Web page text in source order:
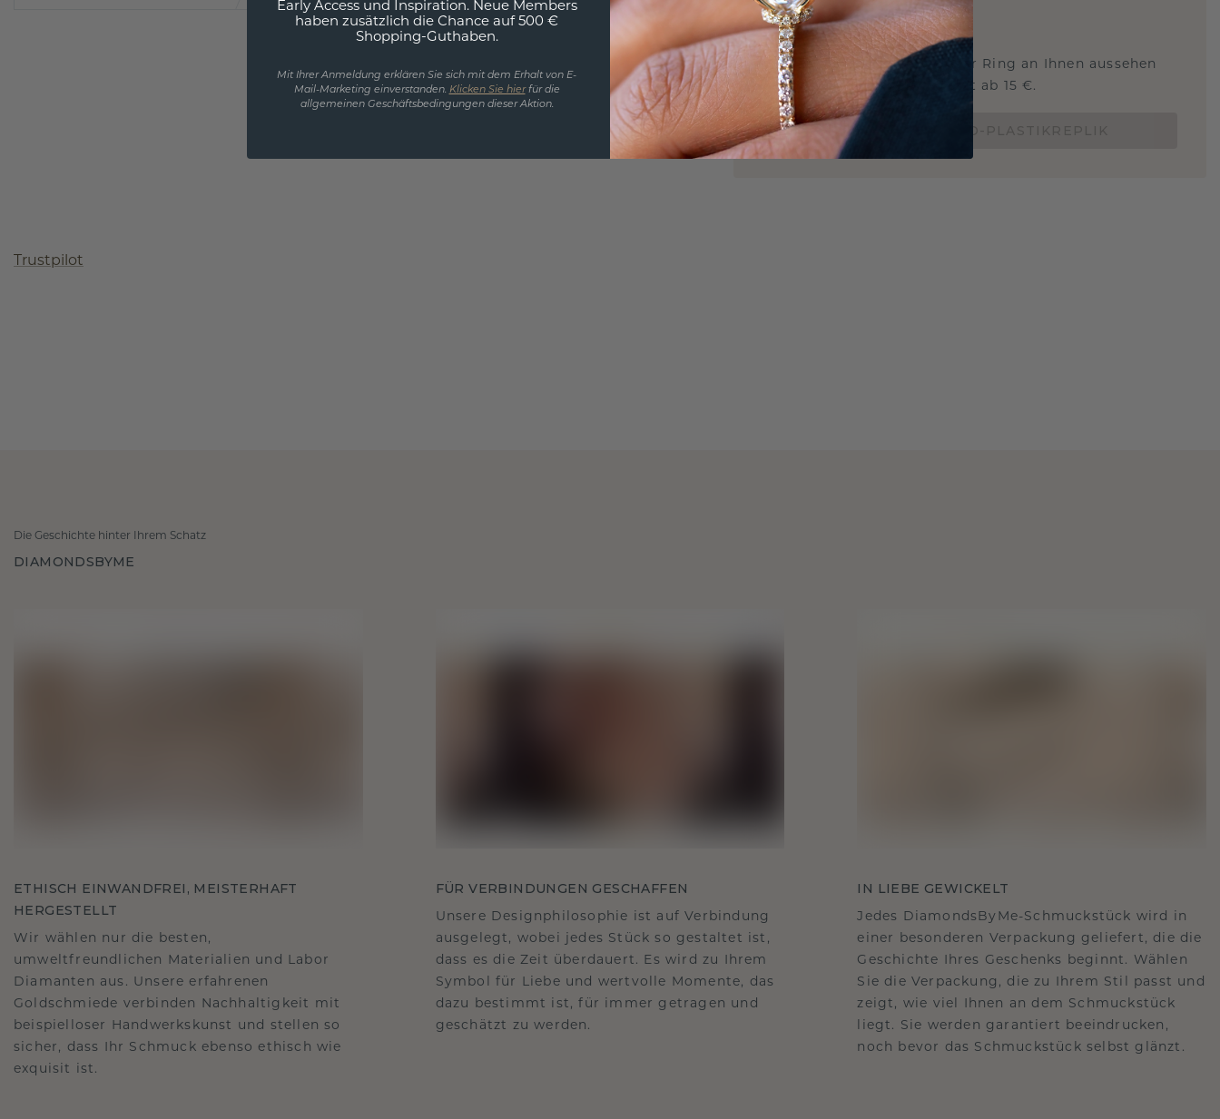
EINZIGARTIG
3D MUSTERSCHMUCK
Wollen Sie wissen, wie dieser Ring an Ihnen aussehen
würde und ob er passt? Jetzt ab 15 €.
BESTELLE EINE 3D-PLASTIKREPLIK
Trustpilot
Die Geschichte hinter Ihrem Schatz
DIAMONDSBYME
ETHISCH EINWANDFREI, MEISTERHAFT
HERGESTELLT
Wir wählen nur die besten,
umweltfreundlichen Materialien und Labor
Diamanten aus. Unsere erfahrenen
Goldschmiede verbinden Nachhaltigkeit mit
beispielloser Handwerkskunst und stellen so
sicher, dass Ihr Schmuck ebenso ethisch wie
exquisit ist.
FÜR VERBINDUNGEN GESCHAFFEN
Unsere Designphilosophie ist auf Verbindung
ausgelegt, wobei jedes Stück so gestaltet ist,
dass es die Zeit überdauert. Es wird zu Ihrem
Symbol für Liebe und wertvolle Momente, das
dazu bestimmt ist, für immer getragen und
geschätzt zu werden.
IN LIEBE GEWICKELT
Jedes DiamondsByMe-Schmuckstück wird in
einer besonderen Verpackung geliefert, die die
Geschichte Ihres Geschenks beginnt. Wählen
Sie die Verpackung, die zu Ihrem Stil passt und
zeigt, wie viel Ihnen an dem Schmuckstück
liegt. Sie werden garantiert beeindrucken,
noch bevor das Schmuckstück selbst glänzt.
Early Access und Inspiration. Neue Members
haben zusätzlich die Chance auf 500 €
Shopping-Guthaben.
Mit Ihrer Anmeldung erklären Sie sich mit dem Erhalt von E-
Mail-Marketing einverstanden. Klicken Sie hierfür die
allgemeinen Geschäftsbedingungen dieser Aktion.